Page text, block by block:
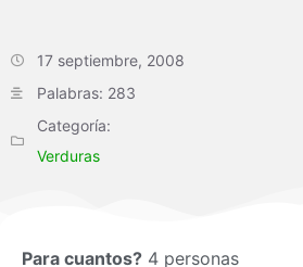
17 septiembre, 2008
Palabras: 283
Categoría:
Verduras
Para cuantos? 4 personas